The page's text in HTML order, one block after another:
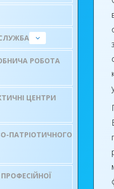
РОБОТА
ЦЕНТРИ
ПАТРІОТИЧНОГО